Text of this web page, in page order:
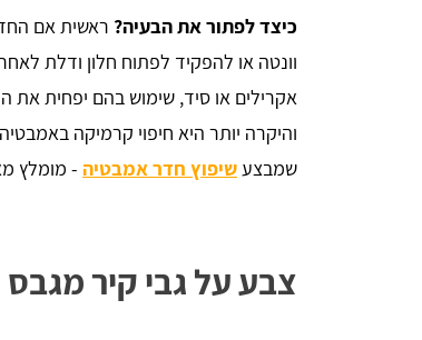
כיצד לפתור את הבעיה? ראשית אם
וונטה או להפקיד לפתוח חלון ודלת
אקרילים או סיד, שימוש בהם יפחית את
והיקרה יותר היא חיפוי קרמיקה
שמבצעשיפוץ חדר אמבטיה - מומלץ
צבע על גבי קיר